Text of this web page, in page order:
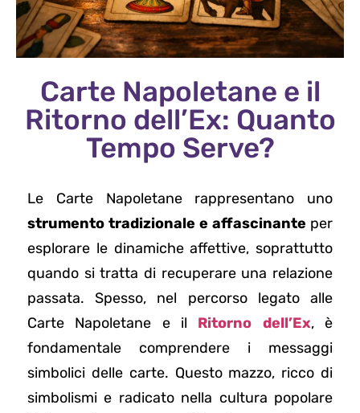
Carte Napoletane e il
Ritorno dell’Ex: Quanto
Tempo Serve?
Le Carte Napoletane rappresentano uno
strumento tradizionale e affascinante per
esplorare le dinamiche affettive, soprattutto
quando si tratta di recuperare una relazione
passata. Spesso, nel percorso legato alle
Carte Napoletane e il Ritorno dell’Ex, è
fondamentale comprendere i messaggi
simbolici delle carte. Questo mazzo, ricco di
simbolismi e radicato nella cultura popolare